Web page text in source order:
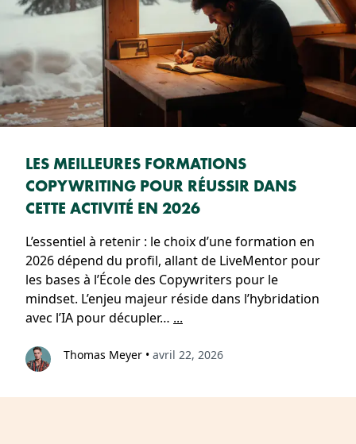
LES MEILLEURES FORMATIONS
COPYWRITING POUR RÉUSSIR DANS
CETTE ACTIVITÉ EN 2026
L’essentiel à retenir : le choix d’une formation en
2026 dépend du profil, allant de LiveMentor pour
les bases à l’École des Copywriters pour le
mindset. L’enjeu majeur réside dans l’hybridation
avec l’IA pour décupler… ...
Thomas Meyer • avril 22, 2026